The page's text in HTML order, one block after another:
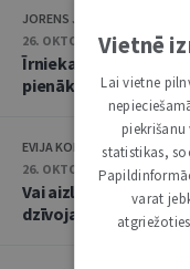
JORENS JAUNOZOLS
26. OKTOBRIS 2021
Īrnieka un mājoklī
pienākumi
EVIJA KOLBERGA
26. OKTOBRIS 2021
Vai aizliegums
dzīvojamo telpu ir
Vietnē
Lai vietne
statistikas,
varat